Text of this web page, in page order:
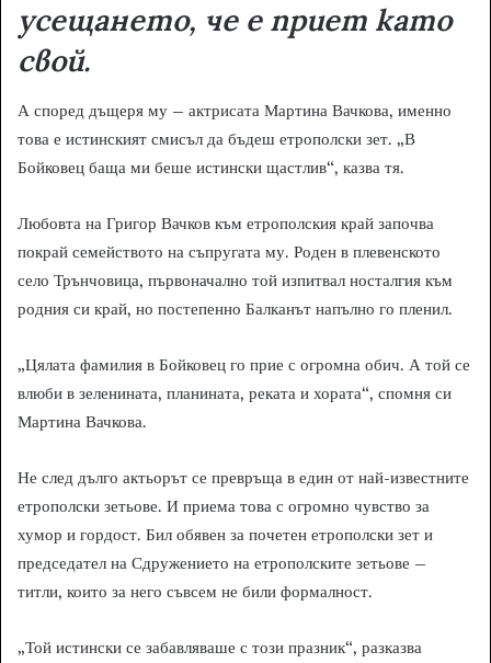
усещането, че е приет като
свой.
А според дъщеря му – актрисата Мартина Вачкова, именно
това е истинският смисъл да бъдеш етрополски зет. „В
Бойковец баща ми беше истински щастлив“, казва тя.
Любовта на Григор Вачков към етрополския край започва
покрай семейството на съпругата му. Роден в плевенското
село Трънчовица, първоначално той изпитвал носталгия към
родния си край, но постепенно Балканът напълно го пленил.
„Цялата фамилия в Бойковец го прие с огромна обич. А той се
влюби в зеленината, планината, реката и хората“, спомня си
Мартина Вачкова.
Не след дълго актьорът се превръща в един от най-известните
етрополски зетьове. И приема това с огромно чувство за
хумор и гордост. Бил обявен за почетен етрополски зет и
председател на Сдружението на етрополските зетьове –
титли, които за него съвсем не били формалност.
„Той истински се забавляваше с този празник“, разказва